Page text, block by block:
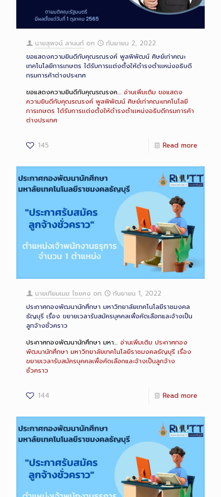
นายสุพจน์ ลานนท์ on
กันยายน 2, 2022
ขอแสดงความยินดีกับคุณรณรงค์ พูลพิพัฒน์ ศิษย์เก่าคณะ
เทคโนโลยีการเกษตร ได้รับการเเต่งตั้งให้ดำรงตำเเหน่งอธิบดี
กรมการค้าต่างประเทศ
ขอแสดงความยินดีกับคุณรณรงค… อ่านเพิ่มเติม ขอแสดง
ความยินดีกับคุณรณรงค์ พูลพิพัฒน์ ศิษย์เก่าคณะเทคโนโลยี
การเกษตร ได้รับการเเต่งตั้งให้ดำรงตำเเหน่งอธิบดีกรมการค้า
ต่างประเทศ
145 Read more
นายเทียมเมฆ ไชยคง on
กันยายน 1, 2022
ประกาศกองพัฒนานักศึกษา มหาวิทยาลัยเทคโนโลยีราชมงคล
ธัญบุรี เรื่อง ขยายเวลารับสมัครบุคคลเพื่อคัดเลือกและจ้างเป็น
ลูกจ้างชั่วคราว
ประกาศกองพัฒนานักศึกษา มหา… อ่านเพิ่มเติม ประกาศกอง
พัฒนานักศึกษา มหาวิทยาลัยเทคโนโลยีราชมงคลธัญบุรี เรื่อง
ขยายเวลารับสมัครบุคคลเพื่อคัดเลือกและจ้างเป็นลูกจ้าง
ชั่วคราว
144 Read more